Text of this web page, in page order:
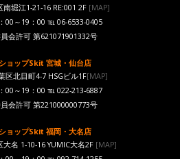
堀江1-21-16 RE:001 2F[MAP]
00～19：00 ℡ 06-6533-0405
会許可 第621071901332号
ョップSkit 宮城・仙台店
区北目町4-7 HSGビル1F[MAP]
00～19：00 ℡ 022-213-6887
会許可 第221000000773号
ョップSkit 福岡・大名店
名 1-10-16 YUMIC大名2F [MAP]